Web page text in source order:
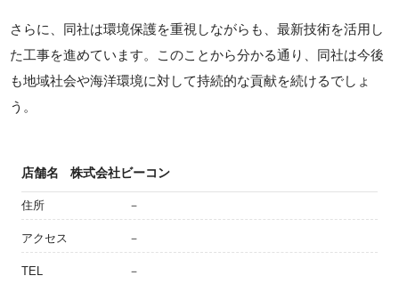
さらに、同社は環境保護を重視しながらも、最新技術を活用し
た工事を進めています。このことから分かる通り、同社は今後
も地域社会や海洋環境に対して持続的な貢献を続けるでしょ
う。
店舗名 株式会社ビーコン
住所 －
アクセス －
TEL －